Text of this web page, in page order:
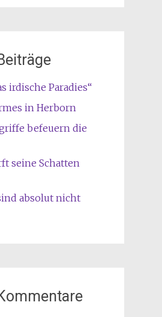
irdische Paradies“
in Herborn
befeuern die
seine Schatten
absolut nicht